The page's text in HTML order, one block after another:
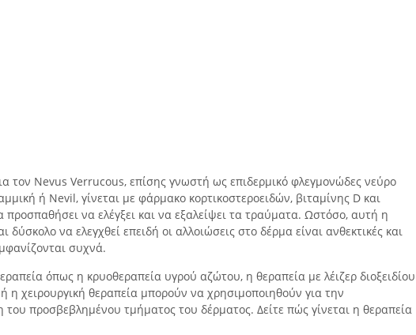
τον Nevus Verrucous, επίσης γνωστή ως επιδερμικό φλεγμονώδες νεύρο
ή Nevil, γίνεται με φάρμακο κορτικοστεροειδών, βιταμίνης D και
προσπαθήσει να ελέγξει και να εξαλείψει τα τραύματα. Ωστόσο, αυτή η
δύσκολο να ελεγχθεί επειδή οι αλλοιώσεις στο δέρμα είναι ανθεκτικές και
συχνά.
όπως η κρυοθεραπεία υγρού αζώτου, η θεραπεία με λέιζερ διοξειδίου
η χειρουργική θεραπεία μπορούν να χρησιμοποιηθούν για την
προσβεβλημένου τμήματος του δέρματος. Δείτε πώς γίνεται η θεραπεία